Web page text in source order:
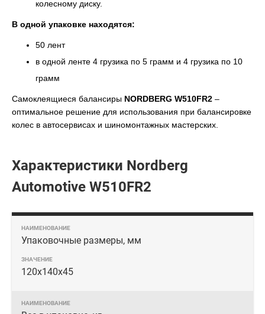
колесному диску.
В одной упаковке находятся:
50 лент
в одной ленте 4 грузика по 5 грамм и 4 грузика по 10
грамм
Самоклеящиеся балансиры NORDBERG W510FR2 –
оптимальное решение для использования при балансировке
колес в автосервисах и шиномонтажных мастерских.
Характеристики Nordberg
Automotive W510FR2
Упаковочные размеры, мм
120x140х45